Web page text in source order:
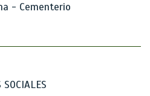
- Cementerio
SOCIALES